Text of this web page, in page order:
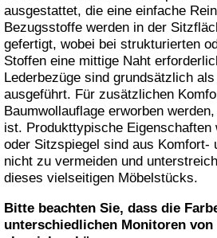
ausgestattet, die eine einfache
Bezugsstoffe werden in der
gefertigt, wobei bei strukturierten
Stoffen eine mittige Naht
Lederbezüge sind grundsätzlich
ausgeführt. Für zusätzlichen
Baumwollauflage erworben
ist. Produkttypische Eigenschaften
oder Sitzspiegel sind aus Komfort-
nicht zu vermeiden und
dieses vielseitigen Möbelstücks.
Bitte beachten Sie, dass die
unterschiedlichen Monitoren